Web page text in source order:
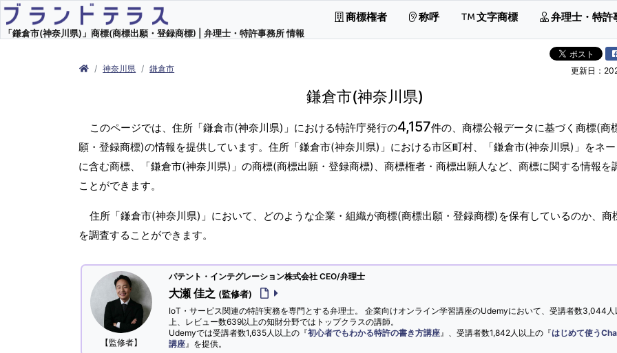
「鎌倉市(神奈川県)」商標(商標出願・登録商標) | 弁理士・特許事務所 情報
商標権者 称呼 文字商標 弁理士・特許
神奈川県 鎌倉市 更新日：
鎌倉市(神奈川県)
このページでは、住所「鎌倉市(神奈川県)」における特許庁発行の4,157件の、商標公報データに基づく商標(商
願・登録商標)の情報を提供しています。住所「鎌倉市(神奈川県)」における市区町村、「鎌倉市(神奈川県)」をネ
に含む商標、「鎌倉市(神奈川県)」の商標(商標出願・登録商標)、商標権者・商標出願人など、商標に関する情報を
ことができます。
住所「鎌倉市(神奈川県)」において、どのような企業・組織が商標(商標出願・登録商標)を保有しているのか、商
を調査することができます。
【監修者】
パテント・インテグレーション株式会社 CEO/弁理士
大瀬 佳之 (監修者)
IoT・サービス関連の特許実務を専門とする弁理士。 企業向けオンライン学習講座のUdemyにおいて、受講者数3,044人
上、レビュー数639以上の知財分野ではトップクラスの講師。
Udemyでは受講者数1,635人以上の『初心者でもわかる特許の書き方講座 』、受講者数1,842人以上の『はじめて使う
講座 』を提供。